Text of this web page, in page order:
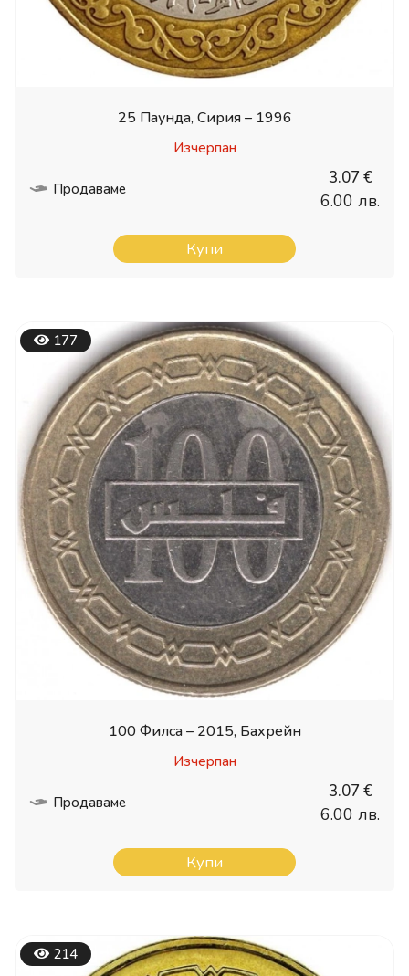
25 Паунда, Сирия – 1996
Изчерпан
Продаваме
3.07 €
6.00 лв.
Купи
177
100 Филса – 2015, Бахрейн
Изчерпан
Продаваме
3.07 €
6.00 лв.
Купи
214